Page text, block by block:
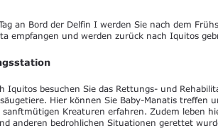
an Bord der Delfin I werden Sie nach dem
empfangen und werden zurück nach Iquitos
Iquitos besuchen Sie das Rettungs- und
Hier können Sie Baby-Manatis treffen
Kreaturen erfahren. Zudem leben
anderen bedrohlichen Situationen gerettet